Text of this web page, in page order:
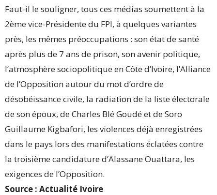
Faut-il le souligner, tous ces médias soumettent à la
2ème vice-Présidente du FPI, à quelques variantes
près, les mêmes préoccupations : son état de santé
après plus de 7 ans de prison, son avenir politique,
l’atmosphère sociopolitique en Côte d’Ivoire, l’Alliance
de l’Opposition autour du mot d’ordre de
désobéissance civile, la radiation de la liste électorale
de son époux, de Charles Blé Goudé et de Soro
Guillaume Kigbafori, les violences déjà enregistrées
dans le pays lors des manifestations éclatées contre
la troisième candidature d’Alassane Ouattara, les
exigences de l’Opposition.
Source : Actualité Ivoire